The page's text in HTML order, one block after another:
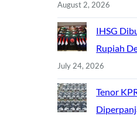
August 2, 2026
IHSG
Rupiah
July 24, 2026
Tenor